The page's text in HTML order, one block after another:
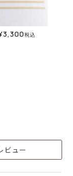
3,300税込
ビュー